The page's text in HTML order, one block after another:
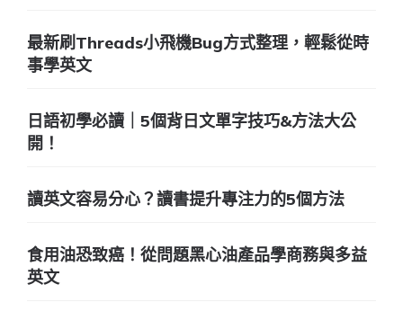
最新刷Threads小飛機Bug方式整理，輕鬆從時
事學英文
日語初學必讀｜5個背日文單字技巧&方法大公
開！
讀英文容易分心？讀書提升專注力的5個方法
食用油恐致癌！從問題黑心油產品學商務與多益
英文